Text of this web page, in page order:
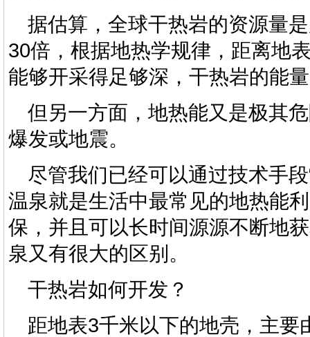
据估算，全球干热岩的资源量
30倍，根据地热学规律，距离地
能够开采得足够深，干热岩的能
但另一方面，地热能又是极其
爆发或地震。
尽管我们已经可以通过技术手
温泉就是生活中最常见的地热能
保，并且可以长时间源源不断地
泉又有很大的区别。
干热岩如何开发？
距地表3千米以下的地壳，主